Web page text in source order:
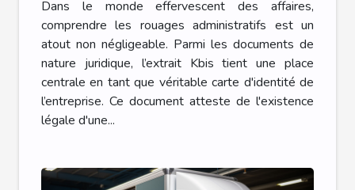
des affaires
Dans le monde effervescent des affaires,
comprendre les rouages administratifs est un
atout non négligeable. Parmi les documents de
nature juridique, l’extrait Kbis tient une place
centrale en tant que véritable carte d'identité de
l’entreprise. Ce document atteste de l'existence
légale d'une...